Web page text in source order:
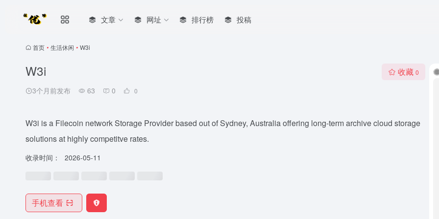
文章 网址 排行榜 投稿
首页 • 生活休闲 • W3i
W3i
3个月前发布 63 0 0
收藏 0
W3i is a Filecoin network Storage Provider based out of Sydney, Australia offering long-term archive cloud storage
solutions at highly competitve rates.
收录时间： 2026-05-11
手机查看